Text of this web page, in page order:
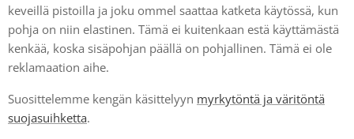
keveillä pistoilla ja joku ommel saattaa katketa käytössä, kun
pohja on niin elastinen. Tämä ei kuitenkaan estä käyttämästä
kenkää, koska sisäpohjan päällä on pohjallinen. Tämä ei ole
reklamaation aihe.
Suosittelemme kengän käsittelyyn myrkytöntä ja väritöntä
suojasuihketta.